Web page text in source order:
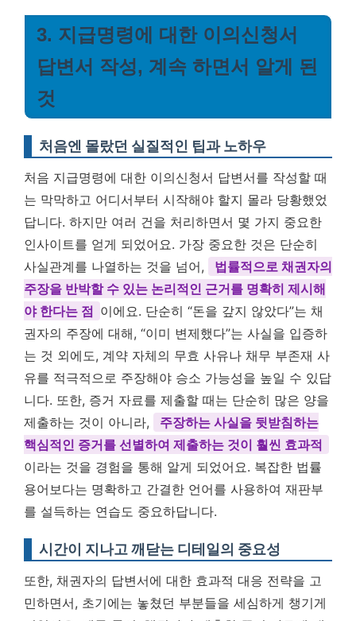
3. 지급명령에 대한 이의신청서
답변서 작성, 계속 하면서 알게 된
것
처음엔 몰랐던 실질적인 팁과 노하우
처음 지급명령에 대한 이의신청서 답변서를 작성할 때
는 막막하고 어디서부터 시작해야 할지 몰라 당황했었
답니다. 하지만 여러 건을 처리하면서 몇 가지 중요한
인사이트를 얻게 되었어요. 가장 중요한 것은 단순히
사실관계를 나열하는 것을 넘어,
법률적으로 채권자의
주장을 반박할 수 있는 논리적인 근거를 명확히 제시해
야 한다는 점 이에요. 단순히 “돈을 갚지 않았다”는 채
권자의 주장에 대해, “이미 변제했다”는 사실을 입증하
는 것 외에도, 계약 자체의 무효 사유나 채무 부존재 사
유를 적극적으로 주장해야 승소 가능성을 높일 수 있답
니다. 또한, 증거 자료를 제출할 때는 단순히 많은 양을
제출하는 것이 아니라,
주장하는 사실을 뒷받침하는
핵심적인 증거를 선별하여 제출하는 것이 훨씬 효과적
이라는 것을 경험을 통해 알게 되었어요. 복잡한 법률
용어보다는 명확하고 간결한 언어를 사용하여 재판부
를 설득하는 연습도 중요하답니다.
시간이 지나고 깨닫는 디테일의 중요성
또한, 채권자의 답변서에 대한 효과적 대응 전략을 고
민하면서, 초기에는 놓쳤던 부분들을 세심하게 챙기게